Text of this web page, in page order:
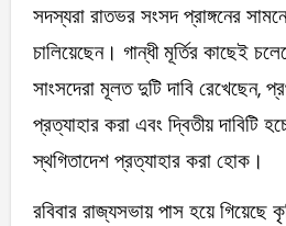
সদস্যরা রাতভর সংসদ প্রাঙ্গনের
চালিয়েছেন। গান্ধী মূর্তির কাছেই
সাংসদেরা মূলত দুটি দাবি রেখেছেন,
প্রত্যাহার করা এবং দ্বিতীয় দাবিটি
স্থগিতাদেশ প্রত্যাহার করা হোক।
রবিবার রাজ্যসভায় পাস হয়ে গিয়েছে